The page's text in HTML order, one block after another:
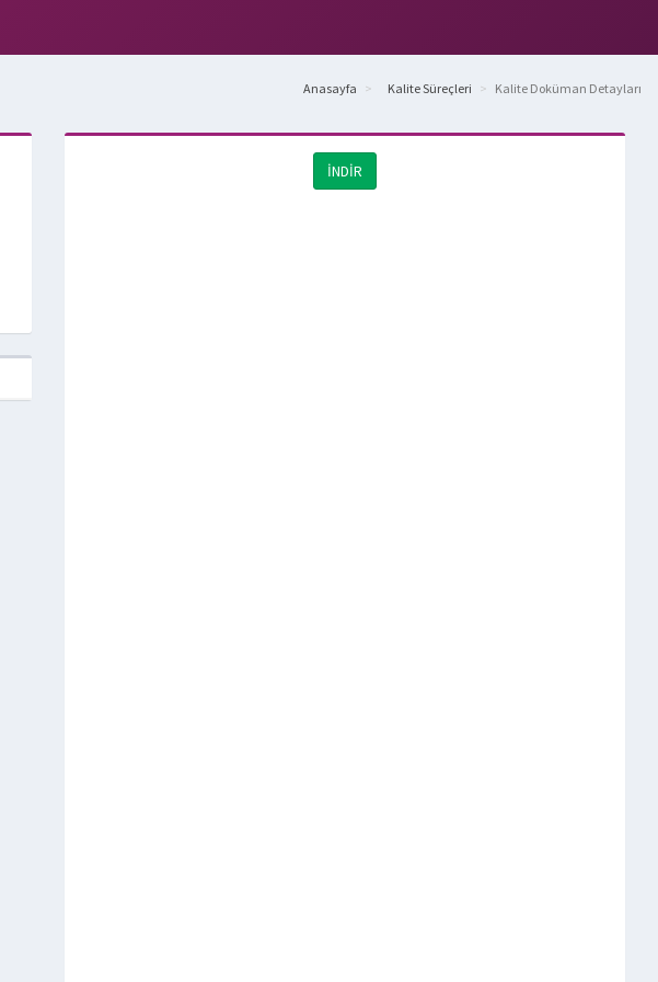
Anasayfa Kalite Süreçleri Kalite Doküman Detayları
İNDİR